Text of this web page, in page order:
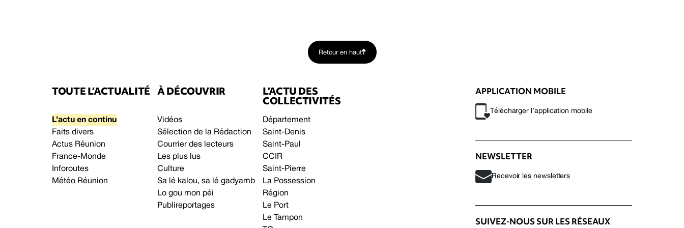
Retour en haut
TOUTE L’ACTUALITÉ
L’actu en continu
Faits divers
Actus Réunion
France-Monde
Inforoutes
Météo Réunion
À DÉCOUVRIR
Vidéos
Sélection de la Rédaction
Courrier des lecteurs
Les plus lus
Culture
Sa lé kalou, sa lé gadyamb
Lo gou mon péi
Publireportages
L’ACTU DES
COLLECTIVITÉS
Département
Saint-Denis
Saint-Paul
CCIR
Saint-Pierre
La Possession
Région
Le Port
Le Tampon
APPLICATION MOBILE
Télécharger l’application mobile
NEWSLETTER
Recevoir les newsletters
SUIVEZ-NOUS SUR LES RÉSEAUX